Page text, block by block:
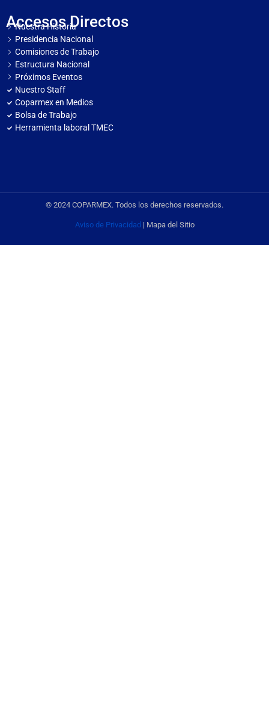
Accesos Directos
Nuestra Historia
Presidencia Nacional
Comisiones de Trabajo
Estructura Nacional
Próximos Eventos
Nuestro Staff
Coparmex en Medios
Bolsa de Trabajo
Herramienta laboral TMEC
© 2024 COPARMEX. Todos los derechos reservados.
Aviso de Privacidad | Mapa del Sitio